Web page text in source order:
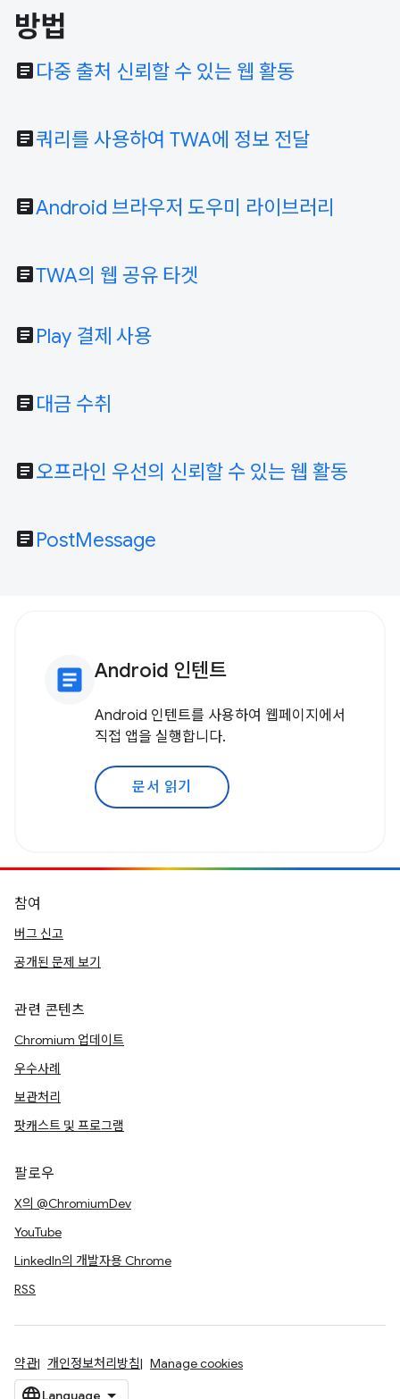
방법
article 다중 출처 신뢰할 수 있는 웹 활동
article쿼리를 사용하여 TWA에 정보 전달
articleAndroid 브라우저 도우미 라이브러리
articleTWA의 웹 공유 타겟
article Play 결제 사용
article 대금 수취
article오프라인 우선의 신뢰할 수 있는 웹 활동
article PostMessage
article Android 인텐트
Android 인텐트를 사용하여 웹페이지에서
직접 앱을 실행합니다.
문서 읽기
참여
버그 신고
공개된 문제 보기
관련 콘텐츠
Chromium 업데이트
우수사례
보관처리
팟캐스트 및 프로그램
팔로우
X의 @ChromiumDev
YouTube
LinkedIn의 개발자용 Chrome
RSS
약관 개인정보처리방침 Manage cookies